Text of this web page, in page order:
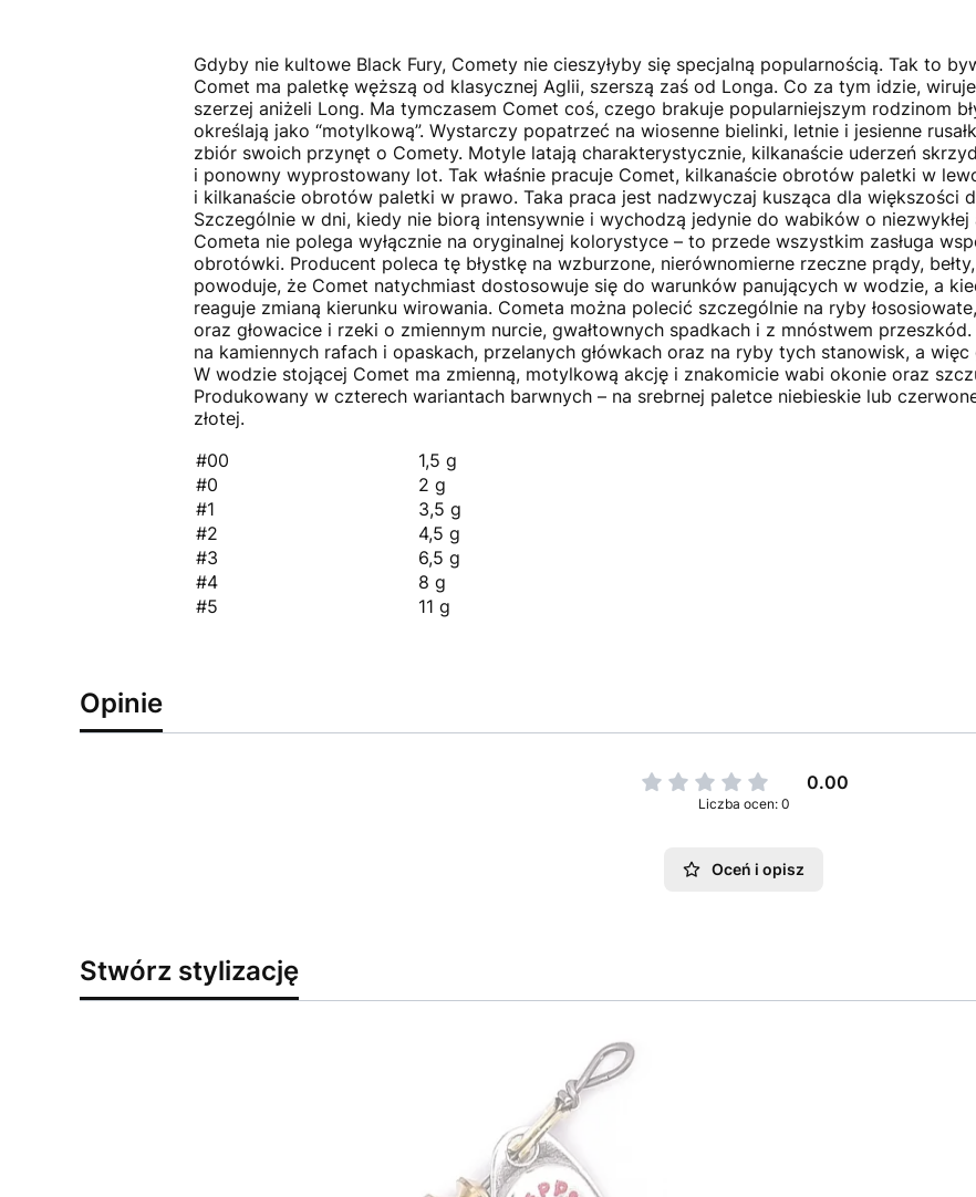
Gdyby nie kultowe Black Fury, Comety nie cieszyłyby się specjalną popularnością. Tak to
Comet ma paletkę węższą od klasycznej Aglii, szerszą zaś od Longa. Co za tym idzie,
szerzej aniżeli Long. Ma tymczasem Comet coś, czego brakuje popularniejszym rodzinom
określają jako “motylkową”. Wystarczy popatrzeć na wiosenne bielinki, letnie i jesienne
zbiór swoich przynęt o Comety.Motyle latają charakterystycznie, kilkanaście uderzeń
i ponowny wyprostowany lot. Tak właśnie pracuje Comet, kilkanaście obrotów paletki w
i kilkanaście obrotów paletki w prawo. Taka praca jest nadzwyczaj kusząca dla większości
Szczególnie w dni, kiedy nie biorą intensywnie i wychodzą jedynie do wabików o
Cometa nie polega wyłącznie na oryginalnej kolorystyce – to przede wszystkim zasługa
obrotówki. Producent poleca tę błystkę na wzburzone, nierównomierne rzeczne prądy,
powoduje, że Comet natychmiast dostosowuje się do warunków panujących w wodzie, a
reaguje zmianą kierunku wirowania. Cometa można polecić szczególnie na ryby
oraz głowacice i rzeki o zmiennym nurcie, gwałtownych spadkach i z mnóstwem
na kamiennych rafach i opaskach, przelanych główkach oraz na ryby tych stanowisk, a więc
W wodzie stojącej Comet ma zmienną, motylkową akcję i znakomicie wabi okonie oraz
Produkowany w czterech wariantach barwnych – na srebrnej paletce niebieskie lub
złotej.
#00
1,5 g
#0
2 g
#1
3,5 g
#2
4,5 g
#3
6,5 g
#4
8 g
#5
11 g
Opinie
0.00
Liczba ocen: 0
Oceń i opisz
Stwórz stylizację